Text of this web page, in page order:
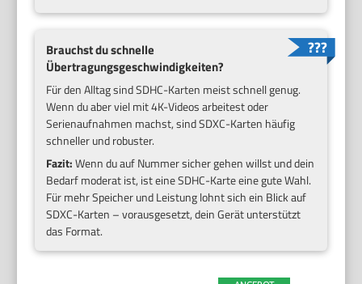
Brauchst du schnelle
Übertragungsgeschwindigkeiten?
Für den Alltag sind SDHC-Karten meist schnell genug.
Wenn du aber viel mit 4K-Videos arbeitest oder
Serienaufnahmen machst, sind SDXC-Karten häufig
schneller und robuster.
Fazit:Wenn du auf Nummer sicher gehen willst und dein
Bedarf moderat ist, ist eine SDHC-Karte eine gute Wahl.
Für mehr Speicher und Leistung lohnt sich ein Blick auf
SDXC-Karten – vorausgesetzt, dein Gerät unterstützt
das Format.